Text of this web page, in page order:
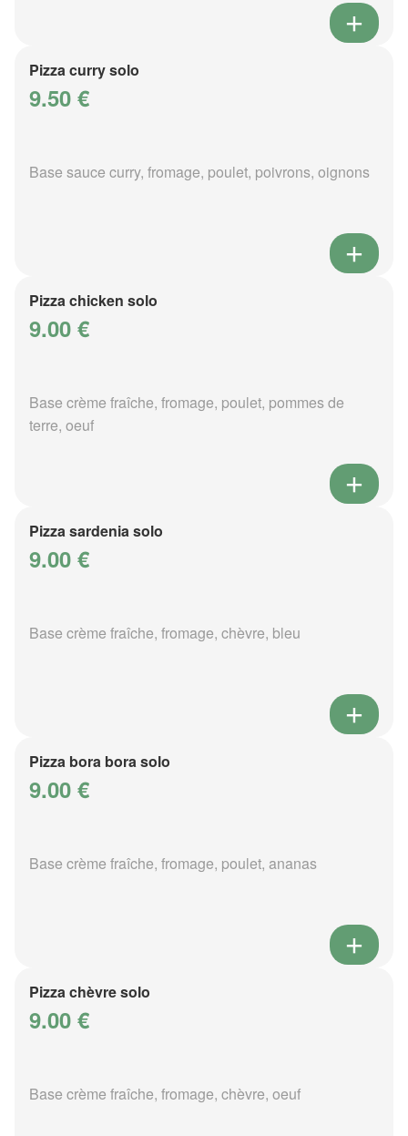
Pizza curry solo
9.50 €
Base sauce curry, fromage, poulet, poivrons, oignons
Pizza chicken solo
9.00 €
Base crème fraîche, fromage, poulet, pommes de
terre, oeuf
Pizza sardenia solo
9.00 €
Base crème fraîche, fromage, chèvre, bleu
Pizza bora bora solo
9.00 €
Base crème fraîche, fromage, poulet, ananas
Pizza chèvre solo
9.00 €
Base crème fraîche, fromage, chèvre, oeuf